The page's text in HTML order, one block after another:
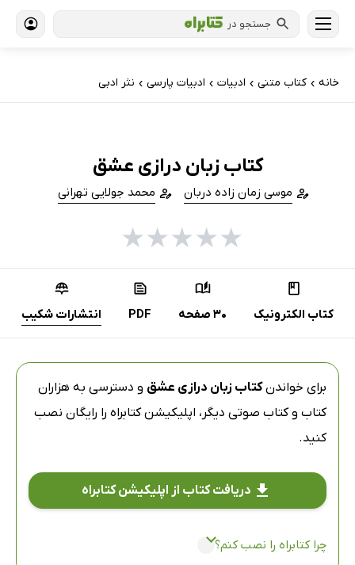
جستجو در
خانه › کتاب‌ متنی › ادبیات › ادبیات پارسی › نثر ادبی
کتاب زبان درازی عشق
موسی زمان زاده دربان محمد جولایی تهرانی
★
★
★
★
★
کتاب الکترونیک 30 صفحه PDF انتشارات شکیب
برای خواندنکتاب زبان درازی عشق و دسترسی به هزاران
کتاب و کتاب صوتی دیگر، اپلیکیشن کتابراه را رایگان نصب
کنید.
دریافت کتاب از اپلیکیشن کتابراه
چرا کتابراه را نصب کنم؟